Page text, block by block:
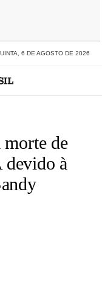
6 DE AGOSTO DE 2026
de
à